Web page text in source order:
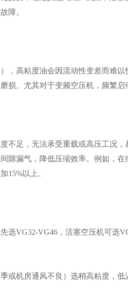
障。
，高粘度油会因流动性变差而难
损。尤其对于变频空压机，频繁启
不足，无法承受重载或高压工况
隙漏气，降低压缩效率。例如，
15%以上。
选VG32-VG46，活塞空压机可选
或机房通风不良）选稍高粘度，低